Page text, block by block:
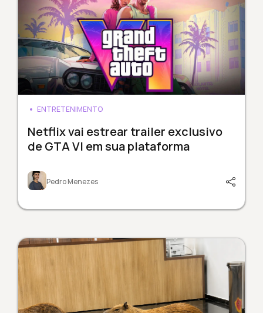
ENTRETENIMENTO
Netflix vai estrear trailer exclusivo
de GTA VI em sua plataforma
Pedro Menezes